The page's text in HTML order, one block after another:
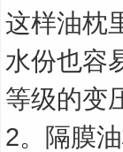
这样油枕
水份也容
等级的变
2。隔膜